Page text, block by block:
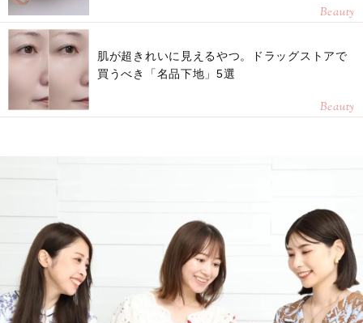
Beauty
肌が超きれいに見えるやつ。ドラッグストアで
買うべき「名品下地」5選
Beauty